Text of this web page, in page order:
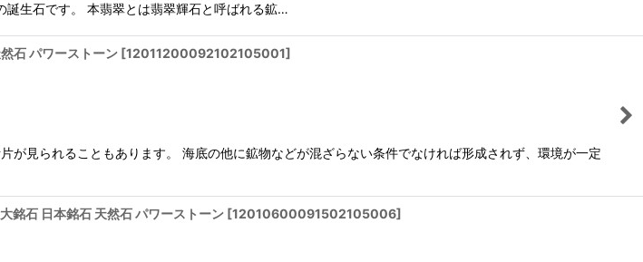
誕生石です。 本翡翠とは翡翠輝石と呼ばれる鉱…
石 パワーストーン [12011200092102105001]
見られることもあります。 海底の他に鉱物などが混ざらない条件でなければ形成されず、環境が一定
銘石 日本銘石 天然石 パワーストーン [12010600091502105006]